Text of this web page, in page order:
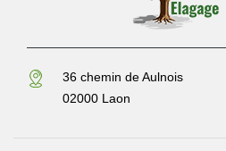
36 chemin de Aulnois
02000 Laon